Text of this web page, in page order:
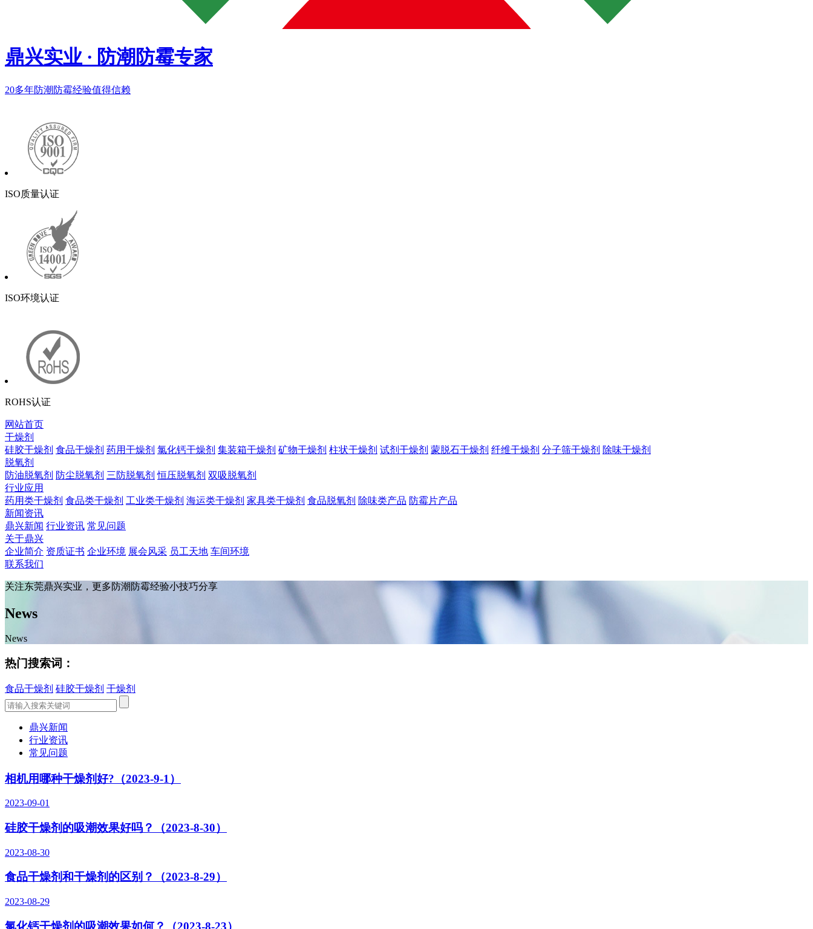
鼎兴实业 · 防潮防霉专家
20多年防潮防霉经验值得信赖
ISO质量认证
ISO环境认证
ROHS认证
网站首页
干燥剂
硅胶干燥剂 食品干燥剂 药用干燥剂 氯化钙干燥剂 集装箱干燥剂 矿物干燥剂 柱状干燥剂 试剂干燥剂 蒙脱石干燥剂 纤维干燥剂 分子筛干燥剂 除味干燥剂
脱氧剂
防油脱氧剂 防尘脱氧剂 三防脱氧剂 恒压脱氧剂 双吸脱氧剂
行业应用
药用类干燥剂 食品类干燥剂 工业类干燥剂 海运类干燥剂 家具类干燥剂 食品脱氧剂 除味类产品 防霉片产品
新闻资讯
鼎兴新闻 行业资讯 常见问题
关于鼎兴
企业简介 资质证书 企业环境 展会风采 员工天地 车间环境
联系我们
关注东莞鼎兴实业，更多防潮防霉经验小技巧分享
News
News
热门搜索词：
食品干燥剂 硅胶干燥剂 干燥剂
鼎兴新闻
行业资讯
常见问题
相机用哪种干燥剂好?（2023-9-1）
2023-09-01
硅胶干燥剂的吸潮效果好吗？（2023-8-30）
2023-08-30
食品干燥剂和干燥剂的区别？（2023-8-29）
2023-08-29
氯化钙干燥剂的吸潮效果如何？（2023-8-23）